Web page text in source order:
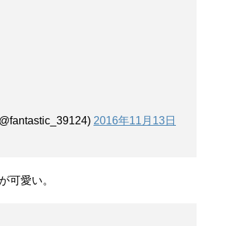
2016年11月13日
可愛い。